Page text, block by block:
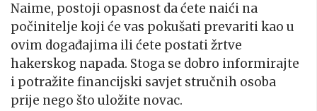
Naime, postoji opasnost da ćete naići na
počinitelje koji će vas pokušati prevariti kao u
ovim događajima ili ćete postati žrtve
hakerskog napada. Stoga se dobro informirajte
i potražite financijski savjet stručnih osoba
prije nego što uložite novac.